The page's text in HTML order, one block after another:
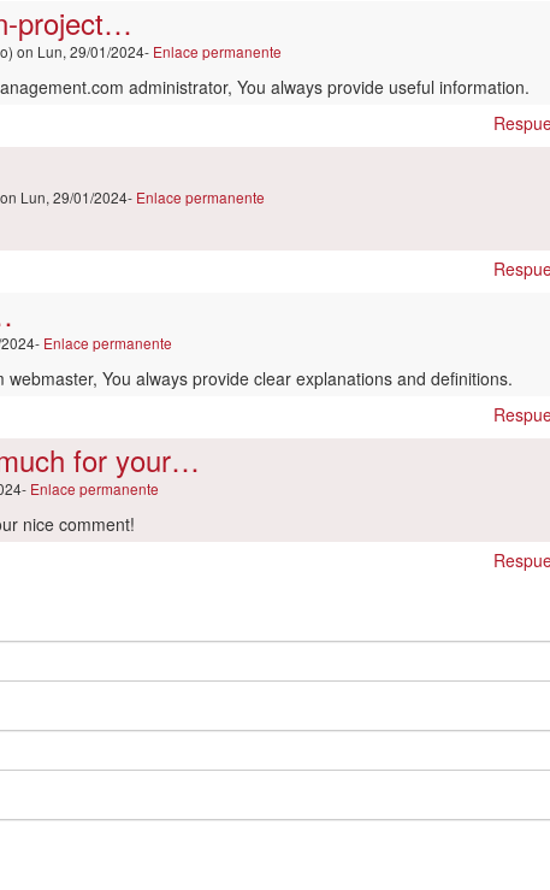
project…
on Lun, 29/01/2024- Enlace permanente
administrator, You always provide useful information.
on Lun, 29/01/2024- Enlace permanente
Enlace permanente
You always provide clear explanations and definitions.
for your…
Enlace permanente
nice comment!